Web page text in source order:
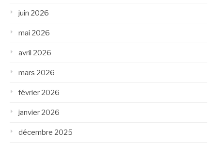
juin 2026
mai 2026
avril 2026
mars 2026
février 2026
janvier 2026
décembre 2025